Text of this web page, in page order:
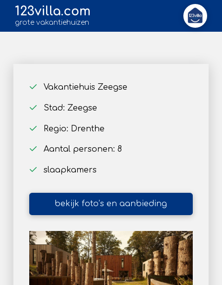
123villa.com
grote vakantiehuizen
Vakantiehuis Zeegse
Stad: Zeegse
Regio: Drenthe
Aantal personen: 8
slaapkamers
bekijk foto’s en aanbieding